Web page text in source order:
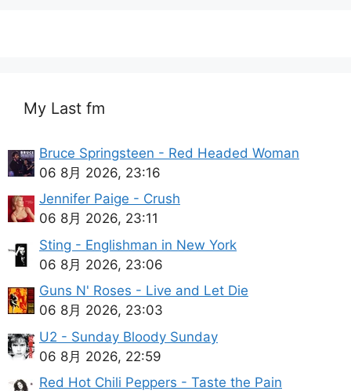
My Last fm
Bruce Springsteen - Red Headed Woman
06 8月 2026, 23:16
Jennifer Paige - Crush
06 8月 2026, 23:11
Sting - Englishman in New York
06 8月 2026, 23:06
Guns N' Roses - Live and Let Die
06 8月 2026, 23:03
U2 - Sunday Bloody Sunday
06 8月 2026, 22:59
Red Hot Chili Peppers - Taste the Pain